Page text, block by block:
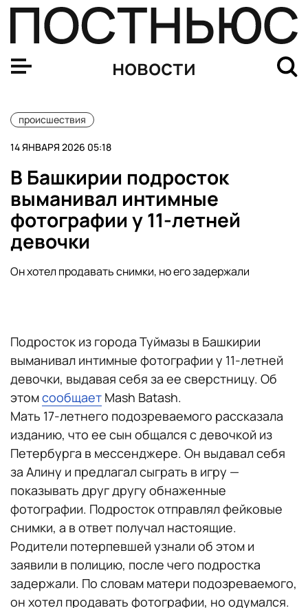
новости
происшествия
14 ЯНВАРЯ 2026 05:18
В Башкирии подросток
выманивал интимные
фотографии у 11-летней
девочки
Он хотел продавать снимки, но его задержали
Подросток из города Туймазы в Башкирии
выманивал интимные фотографии у 11-летней
девочки, выдавая себя за ее сверстницу. Об
этомсообщает Mash Batash.
Мать 17-летнего подозреваемого рассказала
изданию, что ее сын общался с девочкой из
Петербурга в мессенджере. Он выдавал себя
за Алину и предлагал сыграть в игру —
показывать друг другу обнаженные
фотографии. Подросток отправлял фейковые
снимки, а в ответ получал настоящие.
Родители потерпевшей узнали об этом и
заявили в полицию, после чего подростка
задержали. По словам матери подозреваемого,
он хотел продавать фотографии, но одумался.
Роженица заявила о жестоком обращении в больнице